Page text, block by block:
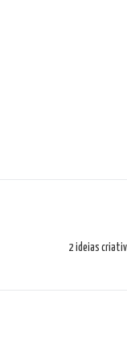
2 ideias